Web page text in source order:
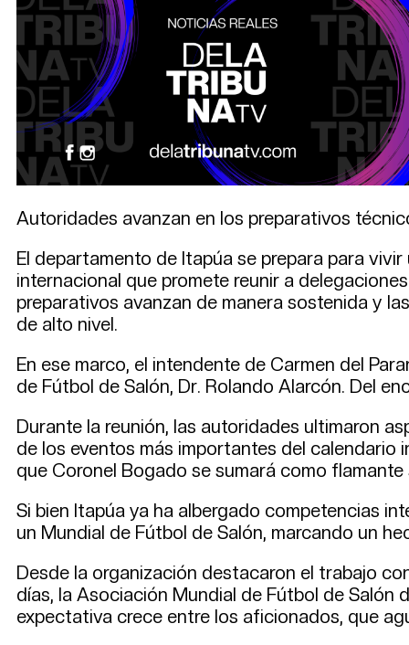
Autoridades avanzan en los preparativos
El departamento de Itapúa se prepara para
internacional que promete reunir a
preparativos avanzan de manera sostenida y
de alto nivel.
En ese marco, el intendente de Carmen del
de Fútbol de Salón, Dr. Rolando Alarcón. Del
Durante la reunión, las autoridades ultimaron
de los eventos más importantes del calendario
que Coronel Bogado se sumará como flamante
Si bien Itapúa ya ha albergado competencias
un Mundial de Fútbol de Salón, marcando un
Desde la organización destacaron el trabajo
días, la Asociación Mundial de Fútbol de
expectativa crece entre los aficionados, que